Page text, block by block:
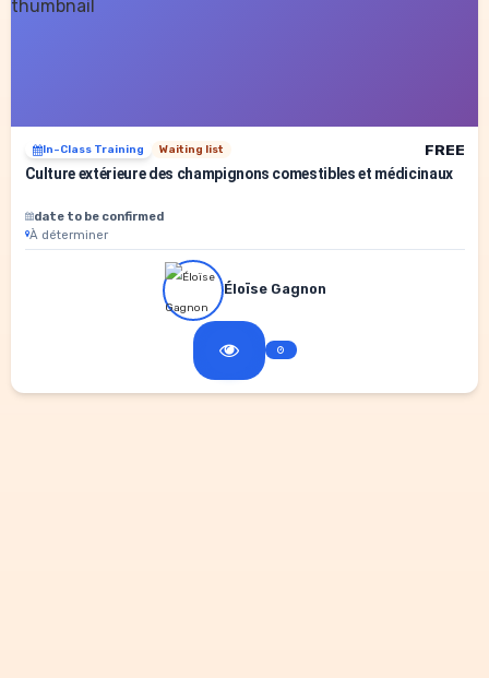
In-Class Training Waiting list
FREE
Culture extérieure des champignons comestibles et médicinaux
date to be confirmed
À déterminer
Éloïse Gagnon